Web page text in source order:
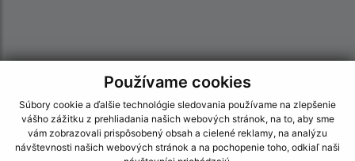
Používame cookies
Súbory cookie a ďalšie technológie sledovania používame na zlepšenie
vášho zážitku z prehliadania našich webových stránok, na to, aby sme
vám zobrazovali prispôsobený obsah a cielené reklamy, na analýzu
návštevnosti našich webových stránok a na pochopenie toho, odkiaľ naši
Informácie o stránke: